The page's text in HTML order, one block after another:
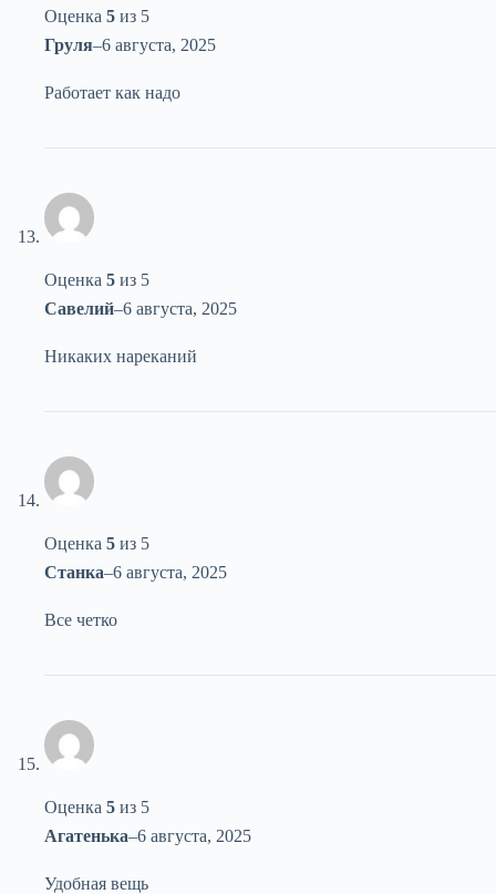
Оценка 5 из 5
Груля–6 августа, 2025
Работает как надо
Оценка 5 из 5
Савелий–6 августа, 2025
Никаких нареканий
Оценка 5 из 5
Станка–6 августа, 2025
Все четко
Оценка 5 из 5
Агатенька–6 августа, 2025
Удобная вещь